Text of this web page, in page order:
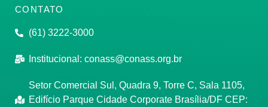
CONTATO
(61) 3222-3000
Institucional: conass@conass.org.br
Setor Comercial Sul, Quadra 9, Torre C, Sala 1105,
Edifício Parque Cidade Corporate Brasília/DF CEP: